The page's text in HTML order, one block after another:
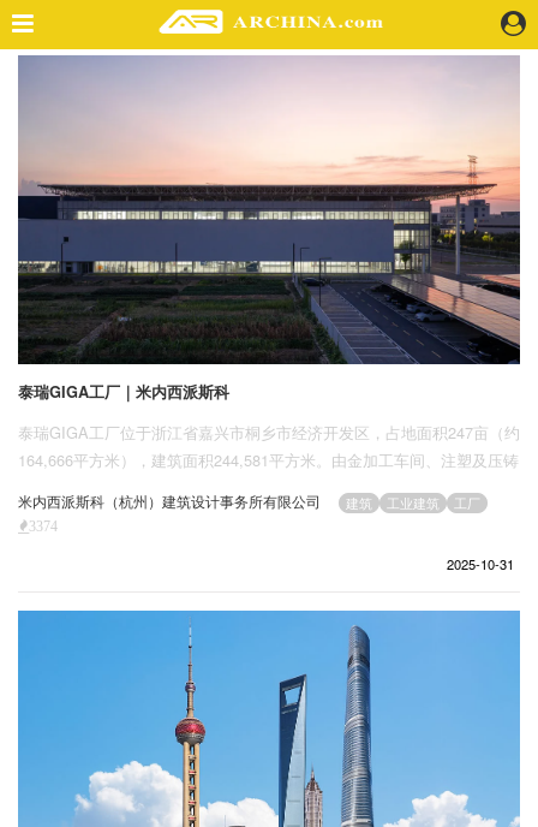
室 内
视 频
头条资讯
业 界
机 构
人 物
地 产
快速搜索
企业会员
关于我们
联系我们
泰瑞GIGA工厂｜米内西派斯科
泰瑞GIGA工厂位于浙江省嘉兴市桐乡市经济开发区，占地面积247亩（约
164,666平方米），建筑面积244,581平方米。由金加工车间、注塑及压铸
机组装车间、办公综合楼、技术研发中心等多功能模块构成。
米内西派斯科（杭州）建筑设计事务所有限公司 建筑 工业建筑 工厂
3374
2025-10-31